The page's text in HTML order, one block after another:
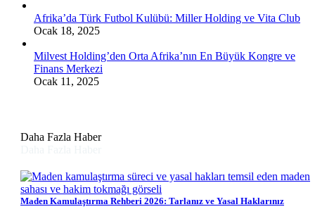
Afrika’da Türk Futbol Kulübü: Miller Holding ve Vita Club
Ocak 18, 2025
Milvest Holding’den Orta Afrika’nın En Büyük Kongre ve
Finans Merkezi
Ocak 11, 2025
Daha Fazla Haber
Maden Kamulaştırma Rehberi 2026: Tarlanız ve Yasal Haklarınız